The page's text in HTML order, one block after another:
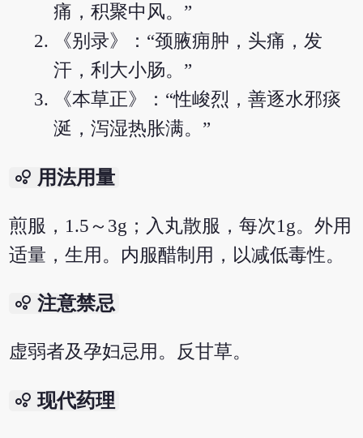
痛，积聚中风。”
《别录》：“颈腋痈肿，头痛，发
汗，利大小肠。”
《本草正》：“性峻烈，善逐水邪痰
涎，泻湿热胀满。”
bubble_chart 用法用量
煎服，1.5～3g；入丸散服，每次1g。外用
适量，生用。内服醋制用，以减低毒性。
bubble_chart 注意禁忌
虚弱者及孕妇忌用。反甘草。
bubble_chart 现代药理